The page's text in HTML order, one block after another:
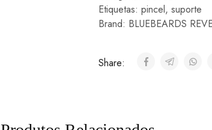
Etiquetas: pincel, suporte
Brand: BLUEBEARDS
Share: